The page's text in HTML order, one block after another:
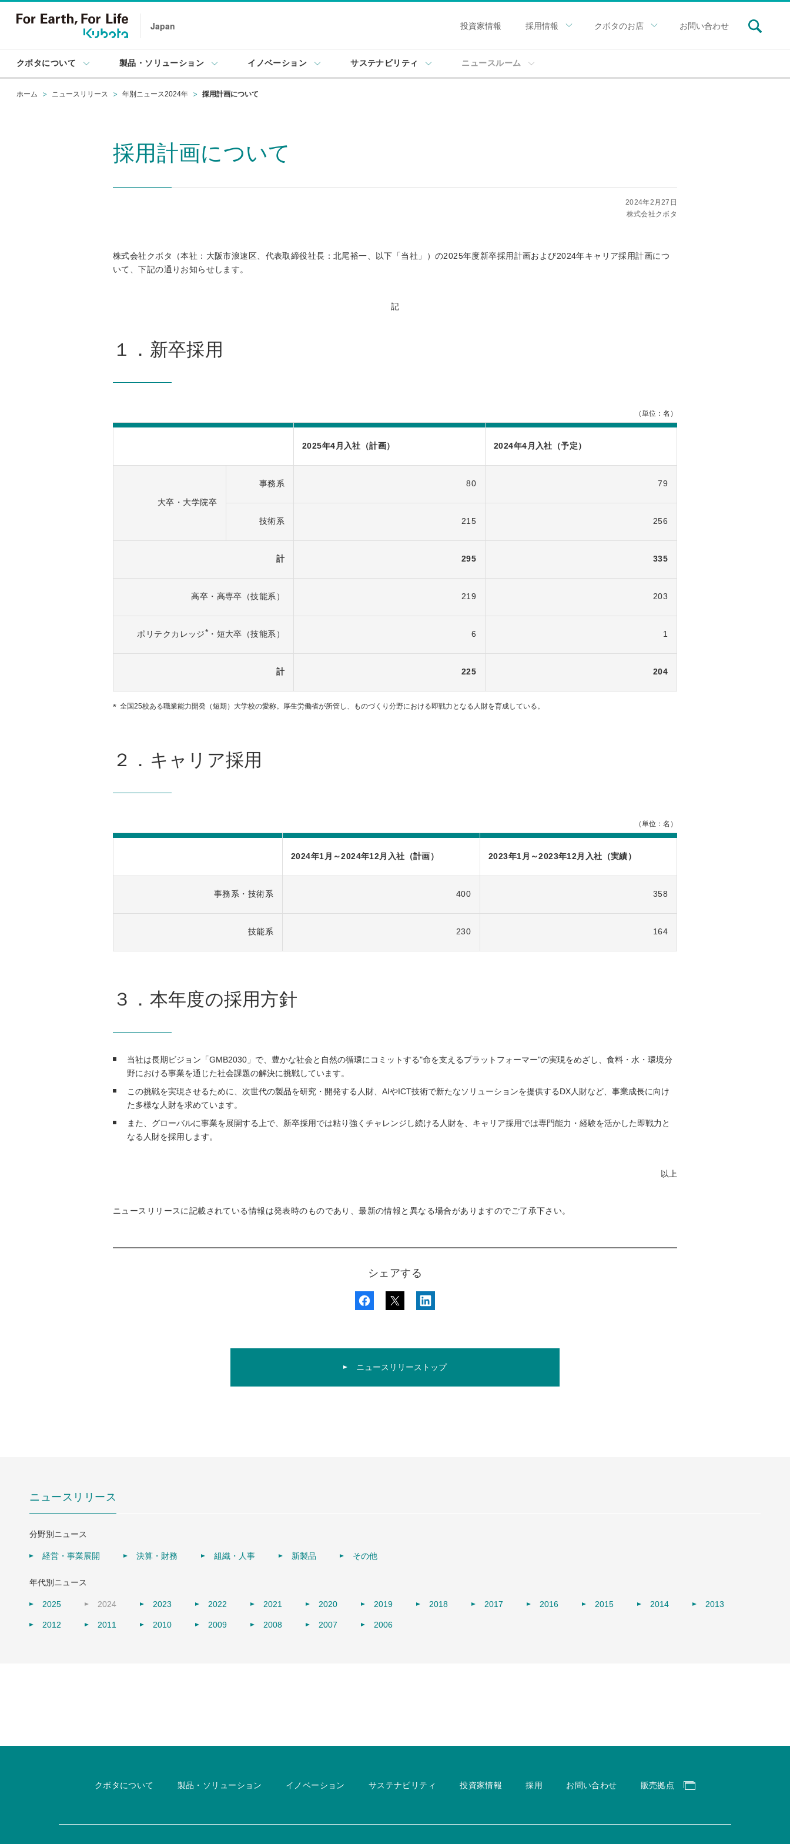
Japan 投資家情報 採用情報 クボタのお店 お問い合わせ
クボタについて 製品・ソリューション イノベーション サステナビリティ ニュースルーム
ホーム ニュースリリース 年別ニュース2024年 採用計画について
採用計画について
2024年2月27日
株式会社クボタ
株式会社クボタ（本社：大阪市浪速区、代表取締役社長：北尾裕一、以下「当社」）の2025年度新卒採用計画および2024年キャリア採用計画につ
いて、下記の通りお知らせします。
記
１．新卒採用
（単位：名）
2025年4月入社（計画） 2024年4月入社（予定）
大卒・大学院卒
事務系 80 79
技術系 215 256
計 295 335
高卒・高専卒（技能系） 219 203
ポリテクカレッジ* ・短大卒（技能系） 6 1
計 225 204
全国25校ある職業能力開発（短期）大学校の愛称。厚生労働省が所管し、ものづくり分野における即戦力となる人財を育成している。
２．キャリア採用
（単位：名）
2024年1月～2024年12月入社（計画） 2023年1月～2023年12月入社（実績）
事務系・技術系 400 358
技能系 230 164
３．本年度の採用方針
当社は長期ビジョン「GMB2030」で、豊かな社会と自然の循環にコミットする"命を支えるプラットフォーマー"の実現をめざし、食料・水・環境分
野における事業を通じた社会課題の解決に挑戦しています。
この挑戦を実現させるために、次世代の製品を研究・開発する人財、AIやICT技術で新たなソリューションを提供するDX人財など、事業成長に向け
た多様な人財を求めています。
また、グローバルに事業を展開する上で、新卒採用では粘り強くチャレンジし続ける人財を、キャリア採用では専門能力・経験を活かした即戦力と
なる人財を採用します。
以上
ニュースリリースに記載されている情報は発表時のものであり、最新の情報と異なる場合がありますのでご了承下さい。
シェアする
ニュースリリーストップ
ニュースリリース
分野別ニュース
経営・事業展開 決算・財務 組織・人事 新製品 その他
年代別ニュース
2025 2024 2023 2022 2021 2020 2019 2018 2017 2016 2015 2014 2013
2012 2011 2010 2009 2008 2007 2006
クボタについて 製品・ソリューション イノベーション サステナビリティ 投資家情報 採用 お問い合わせ 販売拠点